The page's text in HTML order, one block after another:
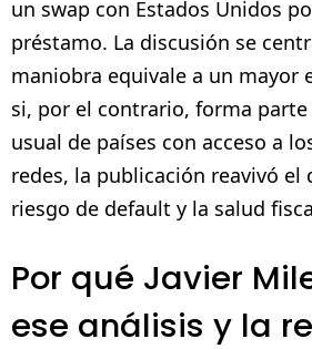
un swap con Estados Unidos
préstamo. La discusión se
maniobra equivale a un mayor
si, por el contrario, forma
usual de países con acceso a
redes, la publicación reavivó el
riesgo de default y la salud
Por qué Javier
ese análisis y la